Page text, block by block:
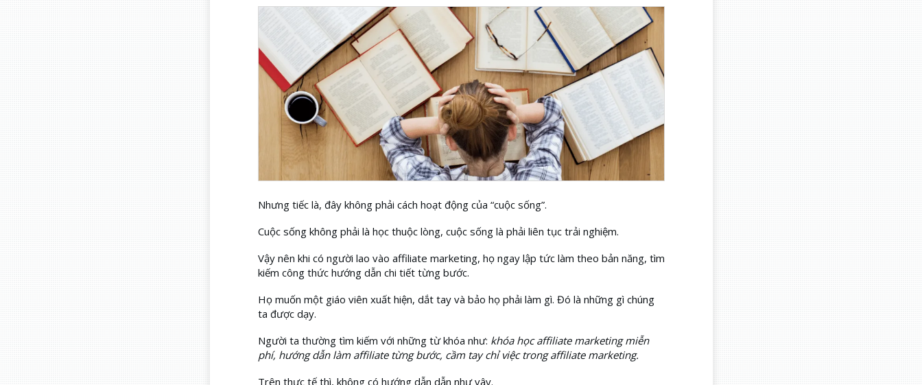
Nhưng tiếc là, đây không phải cách hoạt động của “cuộc sống”.
Cuộc sống không phải là học thuộc lòng, cuộc sống là phải liên tục trải nghiệm.
Vậy nên khi có người lao vào affiliate marketing, họ ngay lập tức làm theo bản năng, tìm
kiếm công thức hướng dẫn chi tiết từng bước.
Họ muốn một giáo viên xuất hiện, dắt tay và bảo họ phải làm gì. Đó là những gì chúng
ta được dạy.
Người ta thường tìm kiếm với những từ khóa như: khóa học affiliate marketing miễn
phí, hướng dẫn làm affiliate từng bước, cầm tay chỉ việc trong affiliate marketing.
Trên thực tế thì, không có hướng dẫn dẫn như vây.